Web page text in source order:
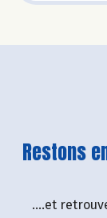
Restons
....et